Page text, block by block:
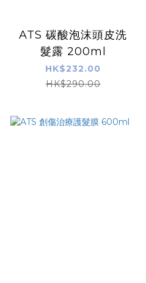
ATS 碳酸泡沫頭皮洗
髮露 200ml
HK$232.00
HK$290.00